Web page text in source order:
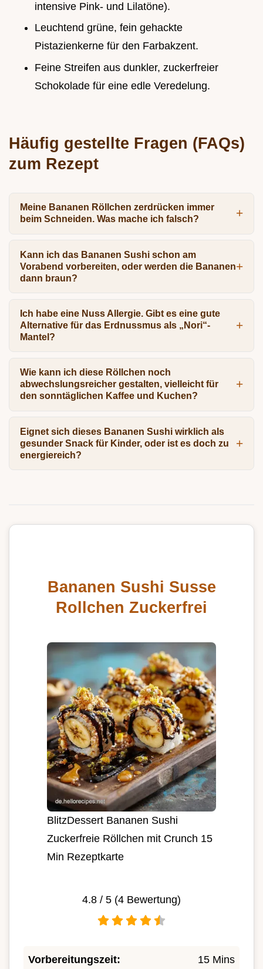
intensive Pink- und Lilatöne).
Leuchtend grüne, fein gehackte
Pistazienkerne für den Farbakzent.
Feine Streifen aus dunkler, zuckerfreier
Schokolade für eine edle Veredelung.
Häufig gestellte Fragen (FAQs)
zum Rezept
Meine Bananen Röllchen zerdrücken immer
beim Schneiden. Was mache ich falsch?
Kann ich das Bananen Sushi schon am
Vorabend vorbereiten, oder werden die Bananen
dann braun?
Ich habe eine Nuss Allergie. Gibt es eine gute
Alternative für das Erdnussmus als „Nori“-
Mantel?
Wie kann ich diese Röllchen noch
abwechslungsreicher gestalten, vielleicht für
den sonntäglichen Kaffee und Kuchen?
Eignet sich dieses Bananen Sushi wirklich als
gesunder Snack für Kinder, oder ist es doch zu
energiereich?
Bananen Sushi Susse
Rollchen Zuckerfrei
BlitzDessert Bananen Sushi
Zuckerfreie Röllchen mit Crunch 15
Min Rezeptkarte
4.8 / 5 (4 Bewertung)
Vorbereitungszeit: 15 Mins